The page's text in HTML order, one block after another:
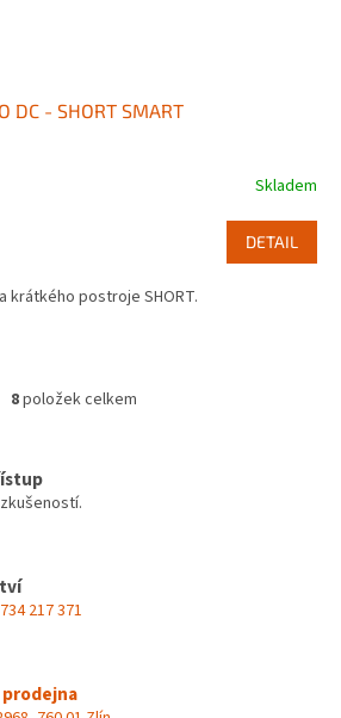
DC - SHORT SMART
Skladem
DETAIL
krátkého postroje SHORT.
O
d
r
v
8položek celkem
734 217 371